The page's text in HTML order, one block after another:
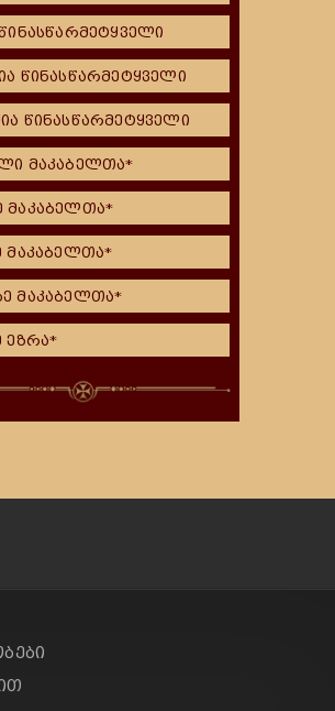
წინასწარმეტყველი
წინასწარმეტყველი
მაკაბელთა*
მაკაბელთა*
მაკაბელთა*
მაკაბელთა*
ეზრა*